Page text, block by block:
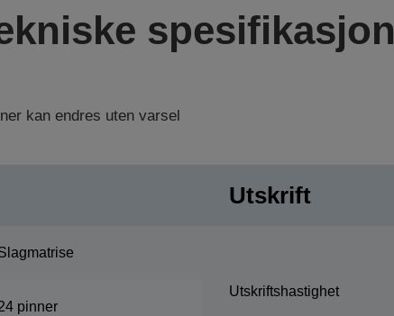
kan endres uten varsel
pinner
Utskrift
Utskriftshastighet